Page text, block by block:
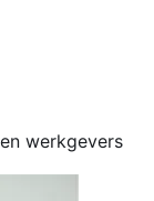
werkgevers